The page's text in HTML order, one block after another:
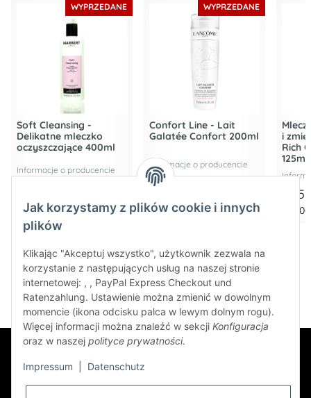
WYPRZEDANE
Soft Cleansing -
Delikatne mleczko
oczyszczające 400ml
Informacje o producencie
53,40 € za 1 l
WYPRZEDANE
Confort Line - Lait
Galatée Confort 200ml
Informacje o producencie
154,70 € za 1 l
i
Rich
125ml
Jak korzystamy z plików cookie i innych
plików
Klikając "Akceptuj wszystko", użytkownik zezwala na
korzystanie z następujących usług na naszej stronie
internetowej: , , PayPal Express Checkout und
Ratenzahlung. Ustawienie można zmienić w dowolnym
momencie (ikona odcisku palca w lewym dolnym rogu).
Więcej informacji można znaleźć w sekcji Konfiguracja
oraz w naszej polityce prywatności.
Impressum Datenschutz